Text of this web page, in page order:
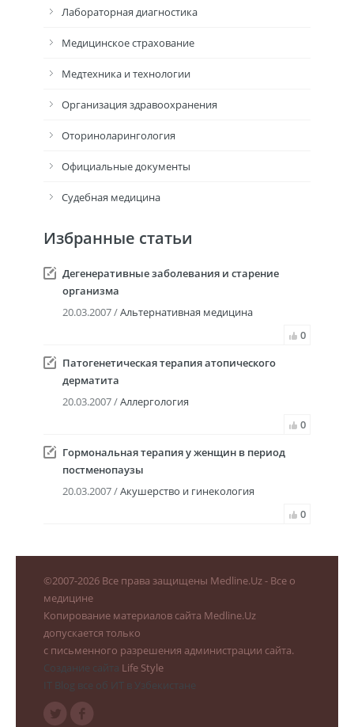
Лабораторная диагностика
Медицинское страхование
Медтехника и технологии
Организация здравоохранения
Оториноларингология
Официальные документы
Судебная медицина
Избранные статьи
Дегенеративные заболевания и старение
организма
20.03.2007 /Альтернативная медицина
0
Патогенетическая терапия атопического
дерматита
20.03.2007 /Аллергология
0
Гормональная терапия у женщин в период
постменопаузы
20.03.2007 /Акушерство и гинекология
0
©2007-2026 Все права защищены Medline.Uz - Все о
медицине
Копирование материалов сайта Medline.Uz
допускается только
с письменного разрешения администрации сайта.
Создание сайта Life Style
IT Blog все об ИТ в Узбекистане